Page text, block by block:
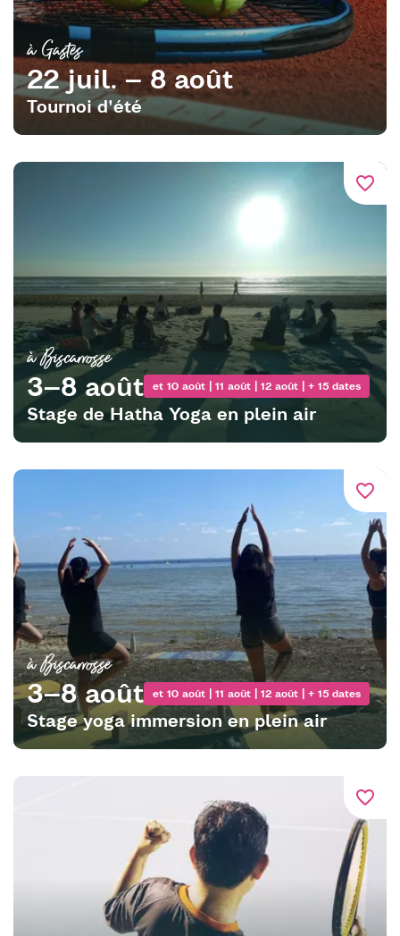
à Gastes
22 juil. – 8 août
Tournoi d'été
favorite_border
à Biscarrosse
3–8 août et 10 août | 11 août | 12 août | + 15 dates
Stage de Hatha Yoga en plein air
favorite_border
à Biscarrosse
3–8 août et 10 août | 11 août | 12 août | + 15 dates
Stage yoga immersion en plein air
favorite_border